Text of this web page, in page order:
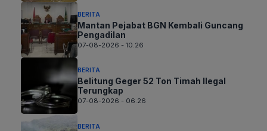
BERITA
Mantan Pejabat BGN Kembali Guncang
Pengadilan
07-08-2026 - 10.26
BERITA
Belitung Geger 52 Ton Timah Ilegal
Terungkap
07-08-2026 - 06.26
BERITA